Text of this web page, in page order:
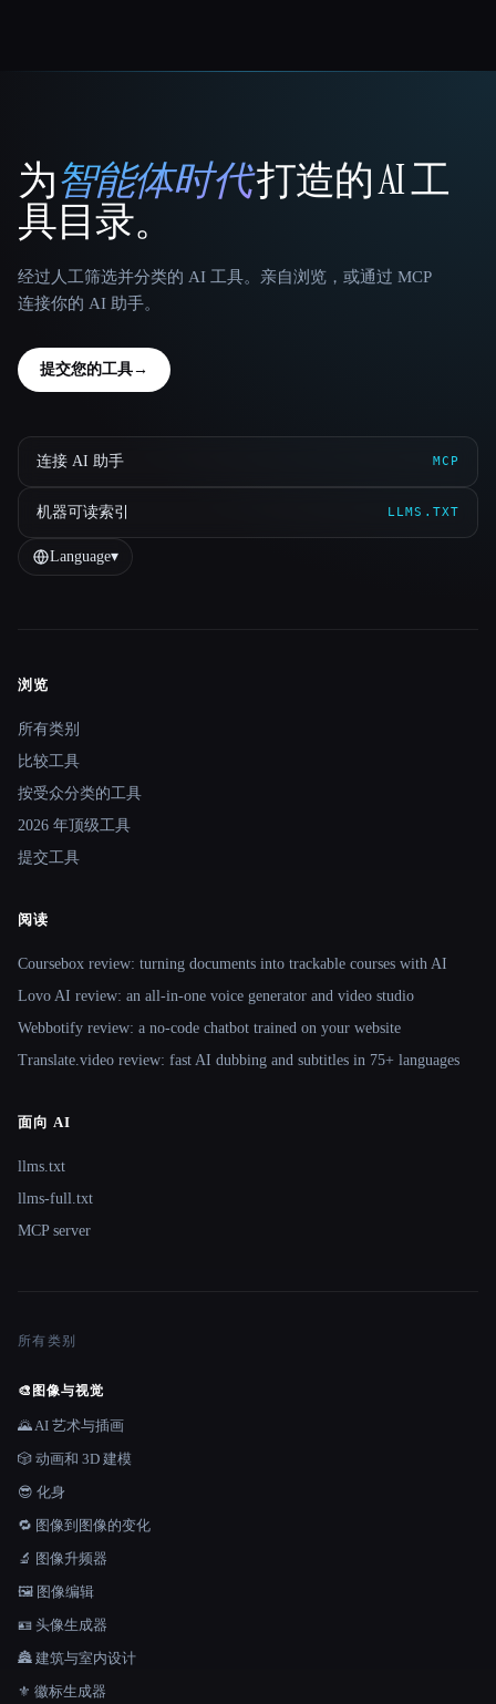
That AI Collection
为智能体时代打造的 AI 工
具目录。
经过人工筛选并分类的 AI 工具。亲自浏览，或通过 MCP
连接你的 AI 助手。
提交您的工具→
连接 AI 助手 MCP
机器可读索引 LLMS.TXT
Language▾
Site navigation
浏览
所有类别
比较工具
按受众分类的工具
2026 年顶级工具
提交工具
阅读
Coursebox review: turning documents into trackable courses with AI
Lovo AI review: an all-in-one voice generator and video studio
Webbotify review: a no-code chatbot trained on your website
Translate.video review: fast AI dubbing and subtitles in 75+ languages
面向 AI
llms.txt
llms-full.txt
MCP server
所有类别
🎨 图像与视觉
🌄 AI 艺术与插画
🎲 动画和 3D 建模
😎 化身
🔁 图像到图像的变化
🔬 图像升频器
🖼️ 图像编辑
🪪 头像生成器
🏯 建筑与室内设计
⚜️ 徽标生成器